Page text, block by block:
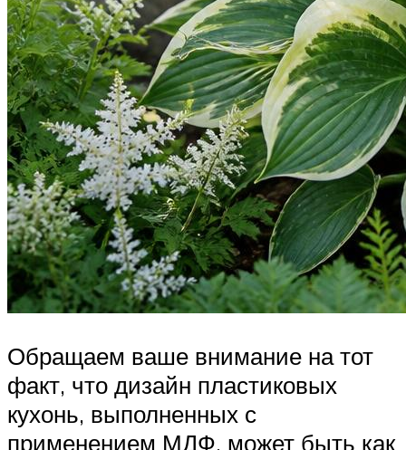
Обращаем ваше внимание на тот
факт, что дизайн пластиковых
кухонь, выполненных с
применением МДФ, может быть как